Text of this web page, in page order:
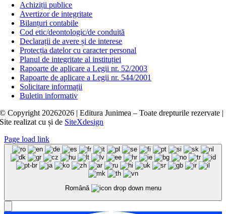
Achiziții publice
Avertizor de integritate
Bilanțuri contabile
Cod etic/deontologic/de conduită
Declarații de avere și de interese
Protecția datelor cu caracter personal
Planul de integritate al instituției
Rapoarte de aplicare a Legii nr. 52/2003
Rapoarte de aplicare a Legii nr. 544/2001
Solicitare informații
Buletin informativ
© Copyright 20262026 | Editura Junimea – Toate drepturile rezervate |
Site realizat cușide SiteXdesign
Page load link
Română